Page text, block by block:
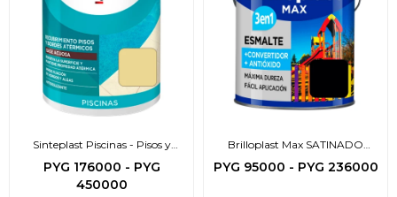
Sinteplast Piscinas - Pisos y
bordes atérmico
PYG 176000 - PYG
450000
Brilloplast Max SATINADO
-3en1-
PYG 95000 - PYG 236000